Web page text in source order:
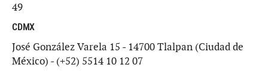
49
CDMX
José González Varela 15 - 14700 Tlalpan (Ciudad de
México) - (+52) 5514 10 12 07